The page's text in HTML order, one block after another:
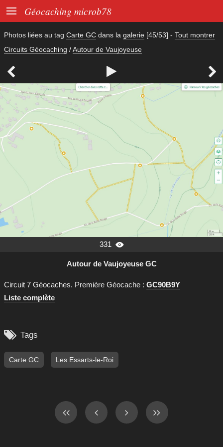
 Géocaching microb78
Photos liées au tag Carte GC dans la galerie [45/53] - Tout montrer
Circuits Géocaching /Autour de Vaujoyeuse
  
331 
Autour de Vaujoyeuse GC
Circuit 7 Géocaches. Première Géocache : GC90B9Y
Liste complète
 Tags
Carte GC Les Essarts-le-Roi